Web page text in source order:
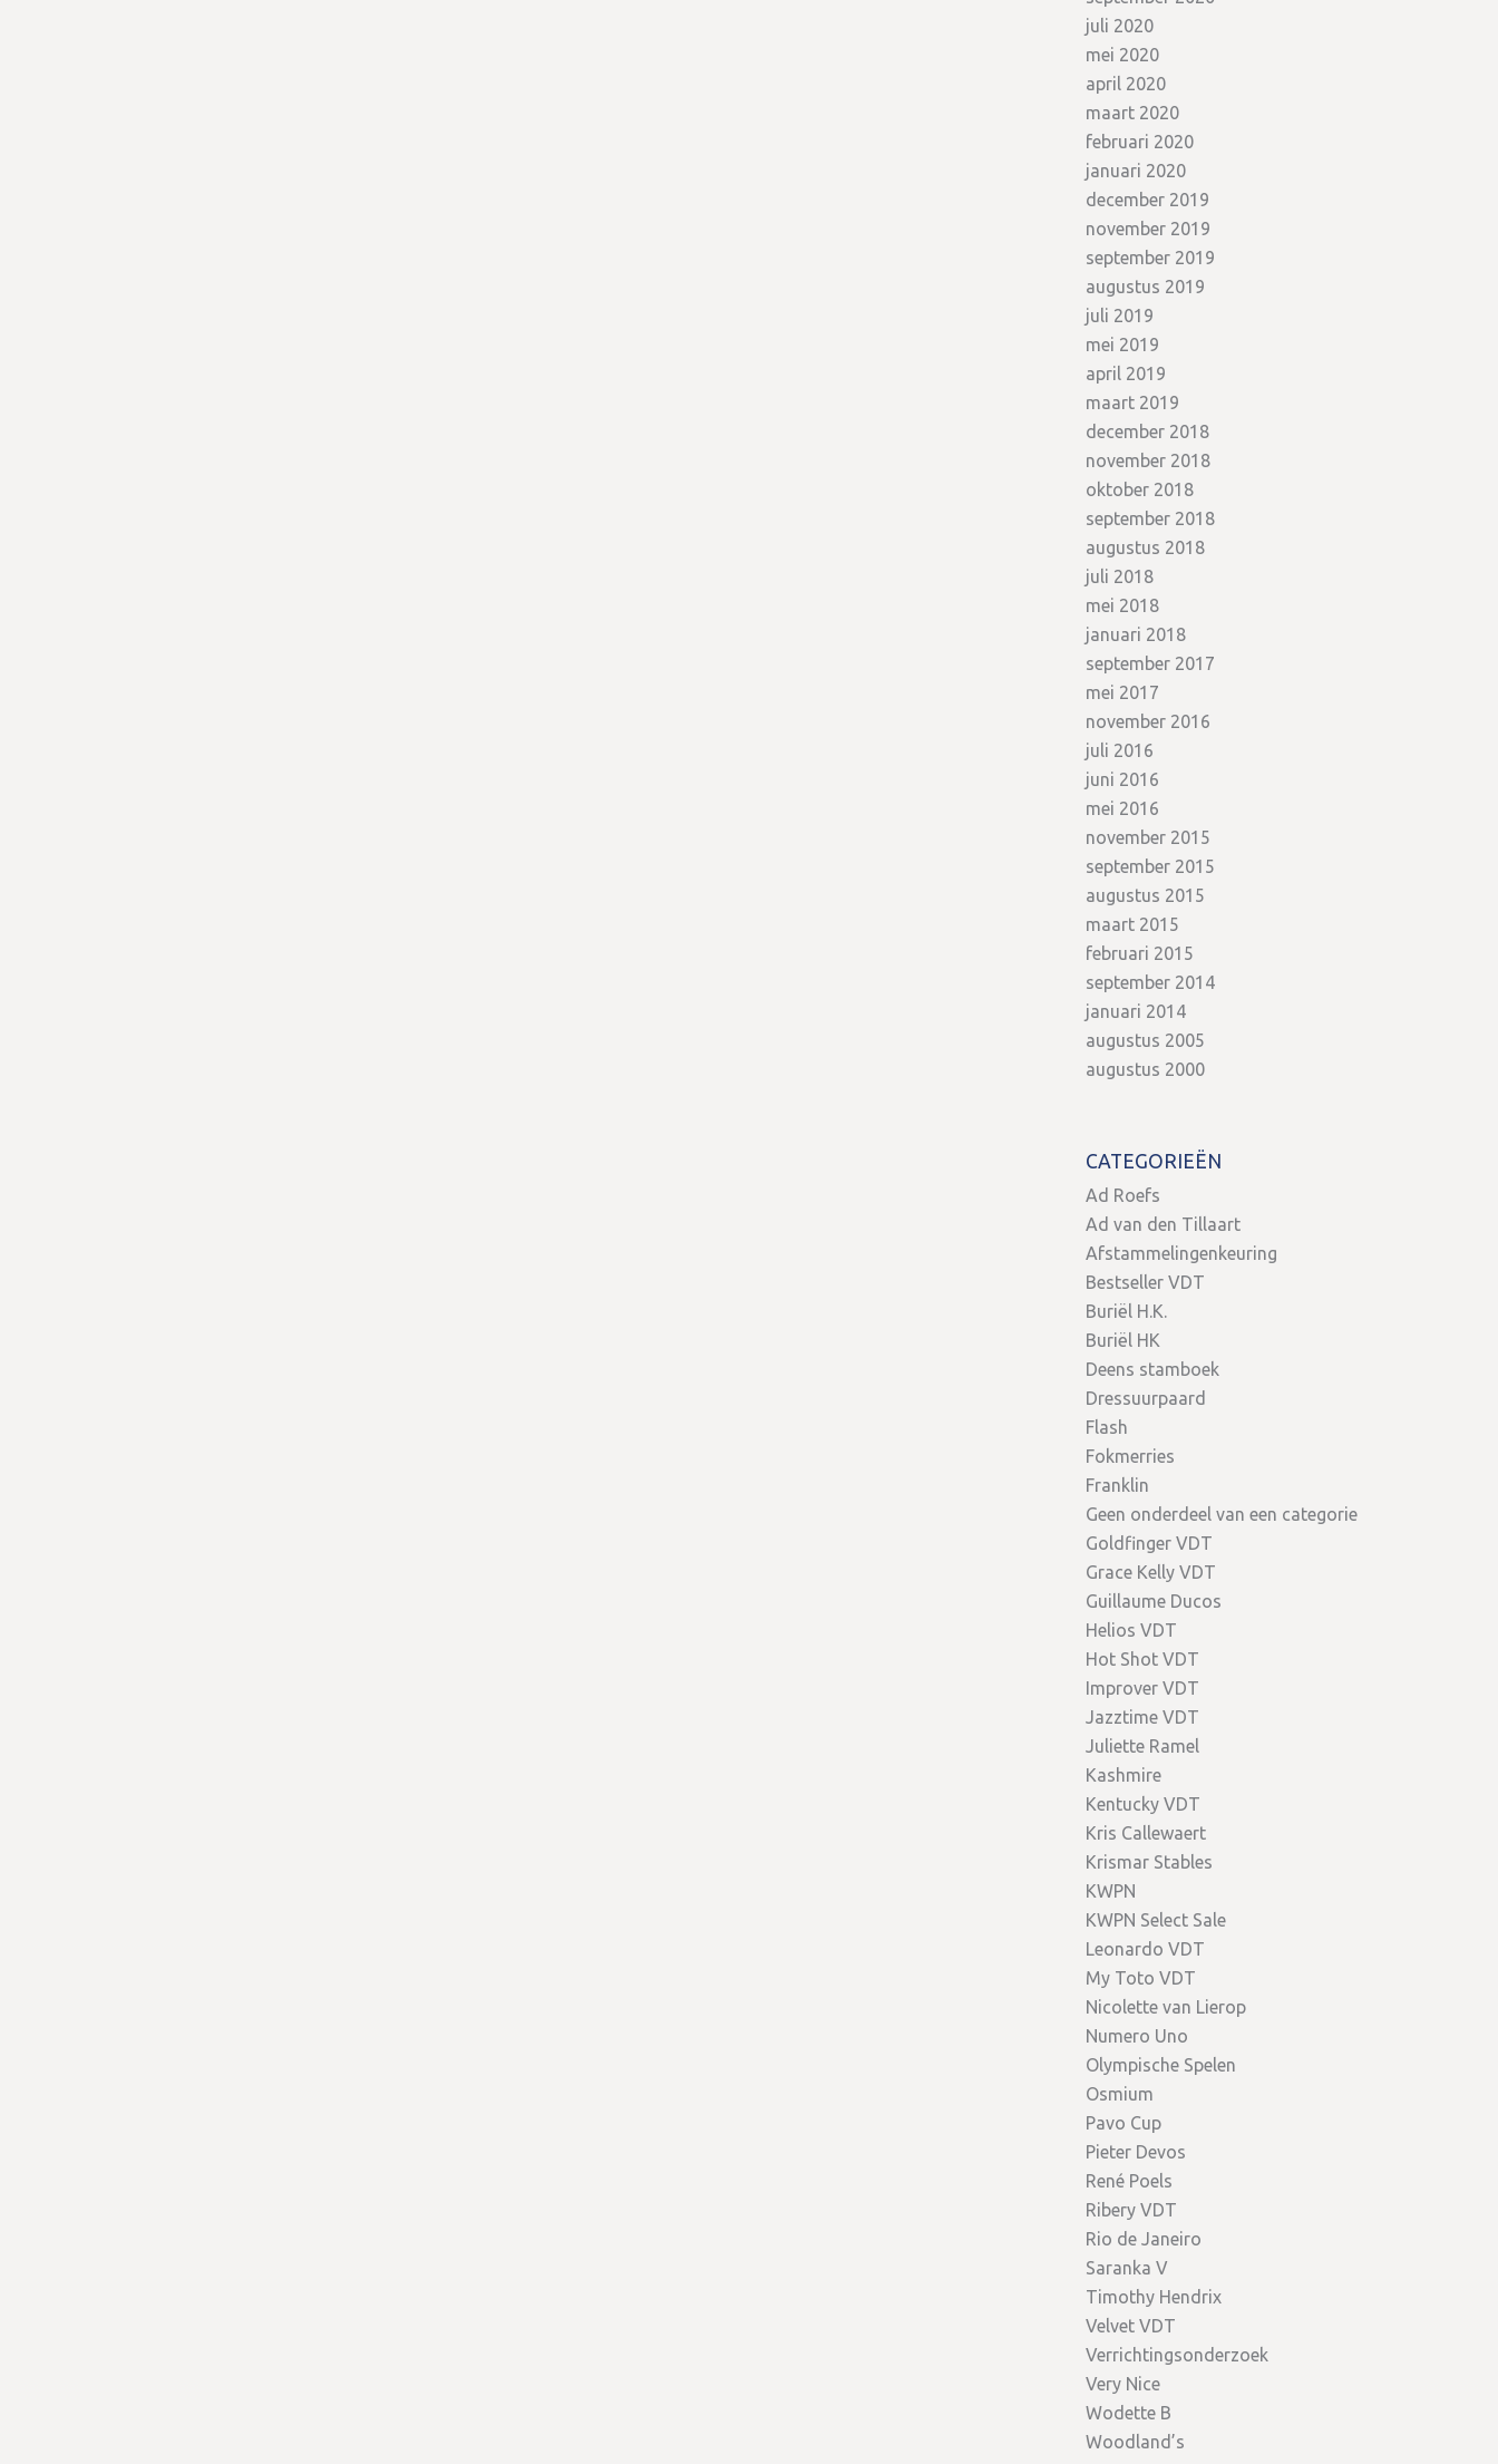
juli 2020
mei 2020
april 2020
maart 2020
februari 2020
januari 2020
december 2019
november 2019
september 2019
augustus 2019
juli 2019
mei 2019
april 2019
maart 2019
december 2018
november 2018
oktober 2018
september 2018
augustus 2018
juli 2018
mei 2018
januari 2018
september 2017
mei 2017
november 2016
juli 2016
juni 2016
mei 2016
november 2015
september 2015
augustus 2015
maart 2015
februari 2015
september 2014
januari 2014
augustus 2005
augustus 2000
CATEGORIEËN
Ad Roefs
Ad van den Tillaart
Afstammelingenkeuring
Bestseller VDT
Buriël H.K.
Buriël HK
Deens stamboek
Dressuurpaard
Flash
Fokmerries
Franklin
Geen onderdeel van een categorie
Goldfinger VDT
Grace Kelly VDT
Guillaume Ducos
Helios VDT
Hot Shot VDT
Improver VDT
Jazztime VDT
Juliette Ramel
Kashmire
Kentucky VDT
Kris Callewaert
Krismar Stables
KWPN
KWPN Select Sale
Leonardo VDT
My Toto VDT
Nicolette van Lierop
Numero Uno
Olympische Spelen
Osmium
Pavo Cup
Pieter Devos
René Poels
Ribery VDT
Rio de Janeiro
Saranka V
Timothy Hendrix
Velvet VDT
Verrichtingsonderzoek
Very Nice
Wodette B
Woodland’s